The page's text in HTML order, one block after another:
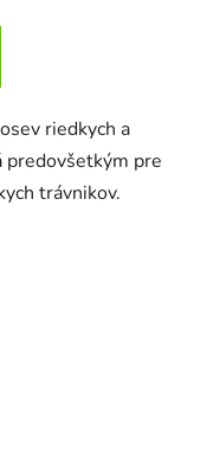
riedkych a
predovšetkým pre
trávnikov.